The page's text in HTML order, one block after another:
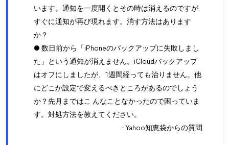
います。通知を一度開くとその時は消えるのですが
すぐに通知が再び現れます。消す方法はあります
か？
● 数日前から「iPhoneのバックアップに失敗しまし
た」という通知が消えません。iCloudバックアップ
はオフにしましたが、1週間経っても治りません。他
にどこか設定で変えるべきところがあるのでしょう
か？先月まではこ んなことなかったので困っていま
す。対処方法を教えてください。
- Yahoo知恵袋からの質問